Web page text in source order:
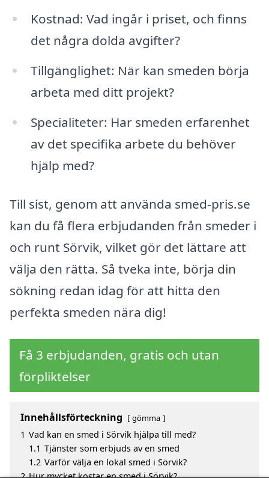
Kostnad: Vad ingår i priset, och finns
det några dolda avgifter?
Tillgänglighet: När kan smeden börja
arbeta med ditt projekt?
Specialiteter: Har smeden erfarenhet
av det specifika arbete du behöver
hjälp med?
Till sist, genom att använda smed-pris.se
kan du få flera erbjudanden från smeder i
och runt Sörvik, vilket gör det lättare att
välja den rätta. Så tveka inte, börja din
sökning redan idag för att hitta den
perfekta smeden nära dig!
Få 3 erbjudanden, gratis och utan
förpliktelser
Innehållsförteckning gömma
1 Vad kan en smed i Sörvik hjälpa till med?
1.1 Tjänster som erbjuds av en smed
1.2 Varför välja en lokal smed i Sörvik?